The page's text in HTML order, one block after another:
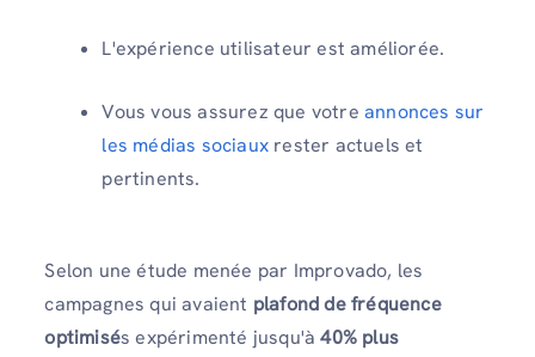
L'expérience utilisateur est améliorée.
Vous vous assurez que votre annonces sur
les médias sociaux rester actuels et
pertinents.
Selon une étude menée par Improvado, les
campagnes qui avaient plafond de fréquence
optimisés expérimenté jusqu'à40% plus